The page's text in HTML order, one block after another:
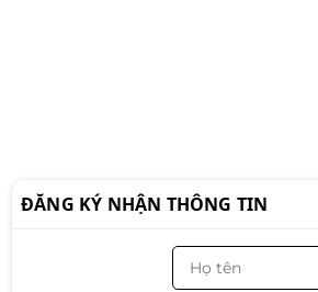
ĐĂNG KÝ NHẬN THÔNG TIN